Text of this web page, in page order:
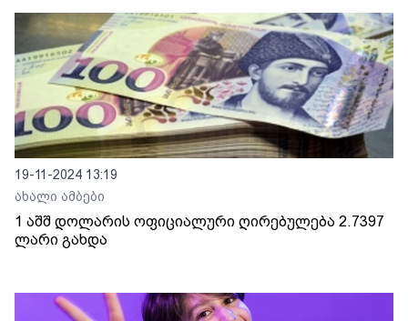
19-11-2024 13:19
ახალი ამბები
1 აშშ დოლარის ოფიციალური ღირებულება 2.7397
ლარი გახდა